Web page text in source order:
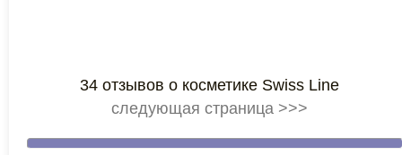
34 отзывов о косметике Swiss Line
следующая страница >>>